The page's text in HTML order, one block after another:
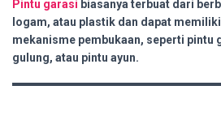
Pintu garasi biasanya terbuat dari
logam, atau plastik dan dapat
mekanisme pembukaan, seperti pintu
gulung, atau pintu ayun.